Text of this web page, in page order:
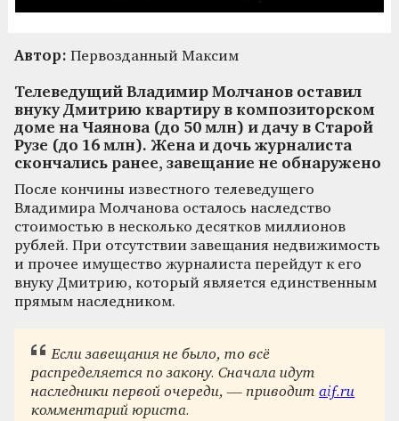
Автор: Первозданный Максим
Телеведущий Владимир Молчанов оставил
внуку Дмитрию квартиру в композиторском
доме на Чаянова (до 50 млн) и дачу в Старой
Рузе (до 16 млн). Жена и дочь журналиста
скончались ранее, завещание не обнаружено
После кончины известного телеведущего
Владимира Молчанова осталось наследство
стоимостью в несколько десятков миллионов
рублей. При отсутствии завещания недвижимость
и прочее имущество журналиста перейдут к его
внуку Дмитрию, который является единственным
прямым наследником.
Если завещания не было, то всё
распределяется по закону. Сначала идут
наследники первой очереди, — приводитaif.ru
комментарий юриста.